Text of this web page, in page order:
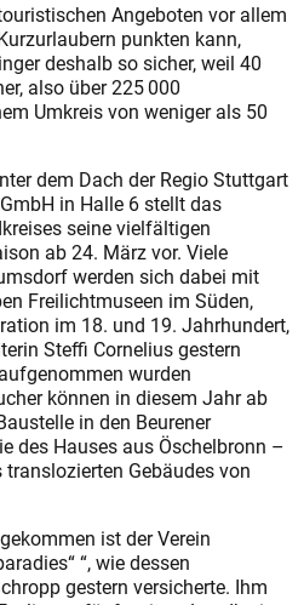
Angeboten vor allem
punkten kann,
deshalb so sicher, weil 40
also über 225 000
Umkreis von weniger als 50
dem Dach der Regio Stuttgart
in Halle 6 stellt das
seine vielfältigen
ab 24. März vor. Viele
werden sich dabei mit
Freilichtmuseen im Süden,
im 18. und 19. Jahrhundert,
Steffi Cornelius gestern
wurden
können in diesem Jahr ab
in den Beurener
des Hauses aus Öschelbronn –
Gebäudes von
ist der Verein
“, wie dessen
gestern versicherte. Ihm